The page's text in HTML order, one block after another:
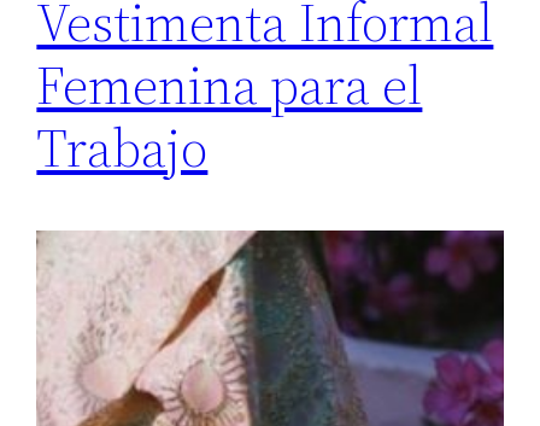
Vestimenta Informal
Femenina para el
Trabajo